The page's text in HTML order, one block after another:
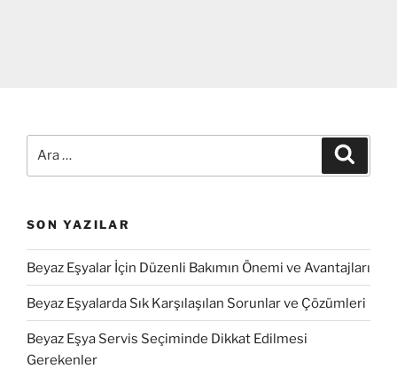
SON YAZILAR
Beyaz Eşyalar İçin Düzenli Bakımın Önemi ve Avantajları
Beyaz Eşyalarda Sık Karşılaşılan Sorunlar ve Çözümleri
Beyaz Eşya Servis Seçiminde Dikkat Edilmesi
Gerekenler